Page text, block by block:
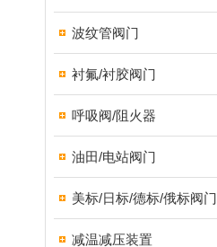
波纹管阀门
衬氟/衬胶阀门
呼吸阀/阻火器
油田/电站阀门
美标/日标/德标/俄标阀门
减温减压装置